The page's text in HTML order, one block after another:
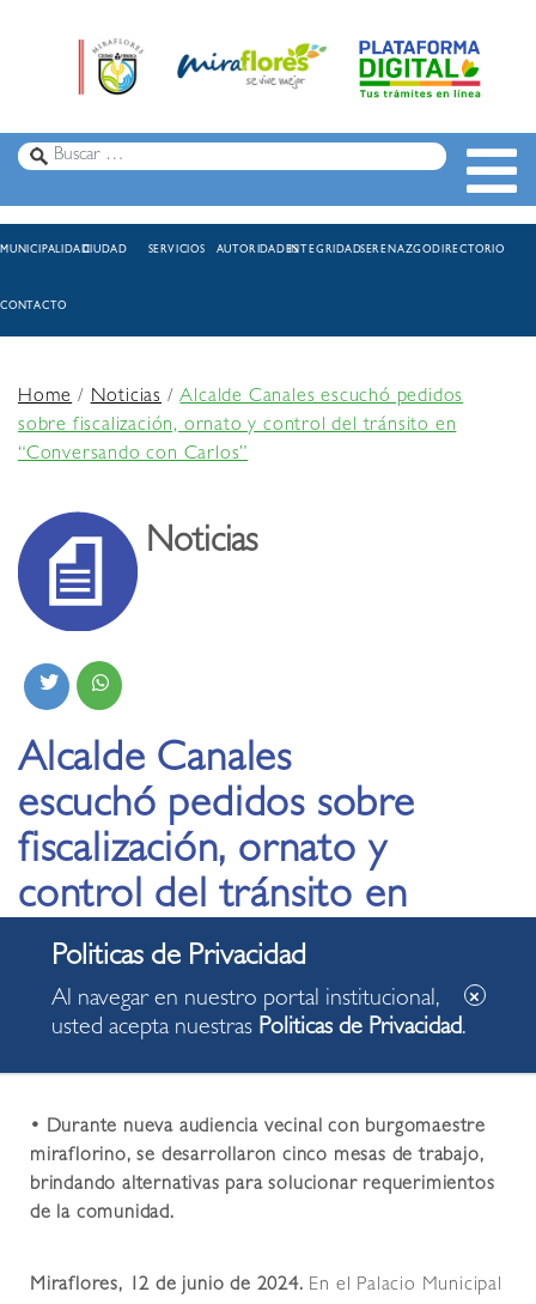
MUNICIPALIDADCIUDAD SERVICIOS AUTORIDADESINTEGRIDADSERENAZGODIRECTORIO
CONTACTO
Home/Noticias /Alcalde Canales escuchó pedidos
sobre fiscalización, ornato y control del tránsito en
“Conversando con Carlos”
Noticias
Alcalde Canales
escuchó pedidos sobre
fiscalización, ornato y
control del tránsito en
“Conversando con
Carlos”
• Durante nueva audiencia vecinal con burgomaestre
miraflorino, se desarrollaron cinco mesas de trabajo,
brindando alternativas para solucionar requerimientos
de la comunidad.
Miraflores, 12 de junio de 2024. En el Palacio Municipal
Al navegar en nuestro portal institucional,
usted acepta nuestras Politicas de Privacidad.